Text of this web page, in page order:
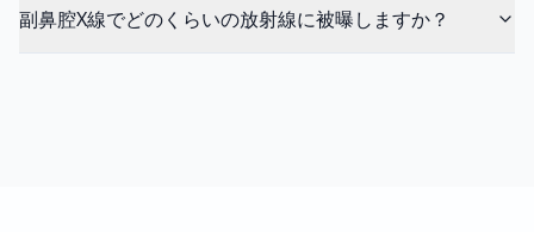
副鼻腔X線でどのくらいの放射線に被曝しますか？